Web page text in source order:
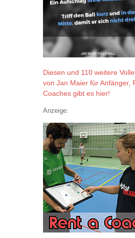
Diesen und 110 weitere
von Jan Maier für Anfänger,
Coaches gibt es hier!
Anzeige: